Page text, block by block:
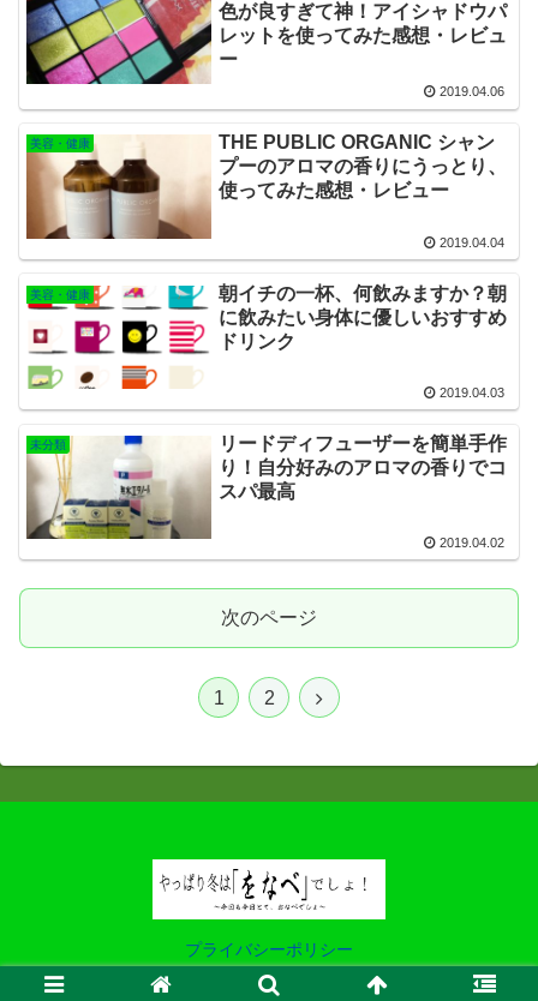
色が良すぎて神！アイシャドウパ
レットを使ってみた感想・レビュ
ー
2019.04.06
美容・健康
THE PUBLIC ORGANIC シャン
プーのアロマの香りにうっとり、
使ってみた感想・レビュー
2019.04.04
美容・健康
朝イチの一杯、何飲みますか？朝
に飲みたい身体に優しいおすすめ
ドリンク
2019.04.03
未分類
リードディフューザーを簡単手作
り！自分好みのアロマの香りでコ
スパ最高
2019.04.02
次のページ
1 2
プライバシーポリシー
© 2019 やっぱり冬は「をなべ」でしょ！ .